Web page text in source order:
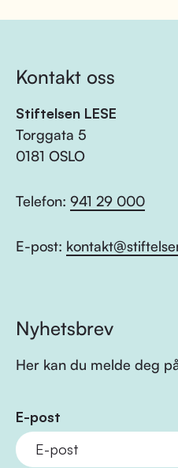
Kontakt oss
Stiftelsen LESE
Torggata 5
0181 OSLO
Telefon: 941 29 000
E-post:
Nyhetsbrev
Her kan du melde deg
E-post